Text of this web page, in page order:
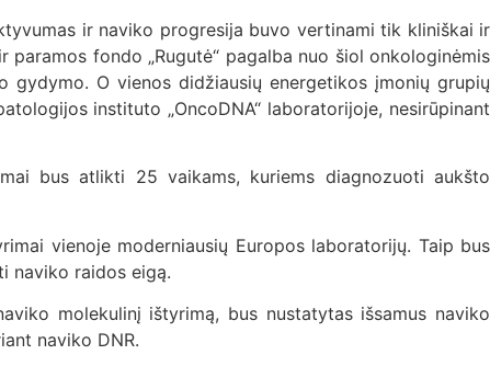
ir naviko progresija buvo vertinami tik kliniškai ir
fondo „Rugutė“ pagalba nuo šiol onkologinėmis
O vienos didžiausių energetikos įmonių grupių
instituto „OncoDNA“ laboratorijoje, nesirūpinant
bus atlikti 25 vaikams, kuriems diagnozuoti aukšto
vienoje moderniausių Europos laboratorijų. Taip bus
naviko raidos eigą.
molekulinį ištyrimą, bus nustatytas išsamus naviko
naviko DNR.